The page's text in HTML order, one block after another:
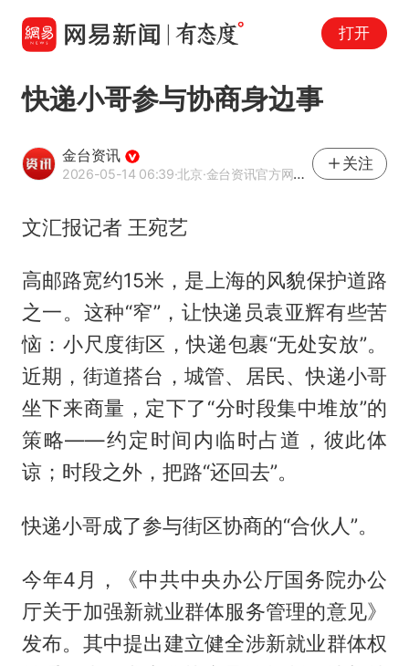
打开
快递小哥参与协商身边事
金台资讯
2026-05-14 06:39·北京·金台资讯官方网易号
关注
文汇报记者 王宛艺
高邮路宽约15米，是上海的风貌保护道路
之一。这种“窄”，让快递员袁亚辉有些苦
恼：小尺度街区，快递包裹“无处安放”。
近期，街道搭台，城管、居民、快递小哥
坐下来商量，定下了“分时段集中堆放”的
策略——约定时间内临时占道，彼此体
谅；时段之外，把路“还回去”。
快递小哥成了参与街区协商的“合伙人”。
今年4月，《中共中央办公厅国务院办公
厅关于加强新就业群体服务管理的意见》
发布。其中提出建立健全涉新就业群体权